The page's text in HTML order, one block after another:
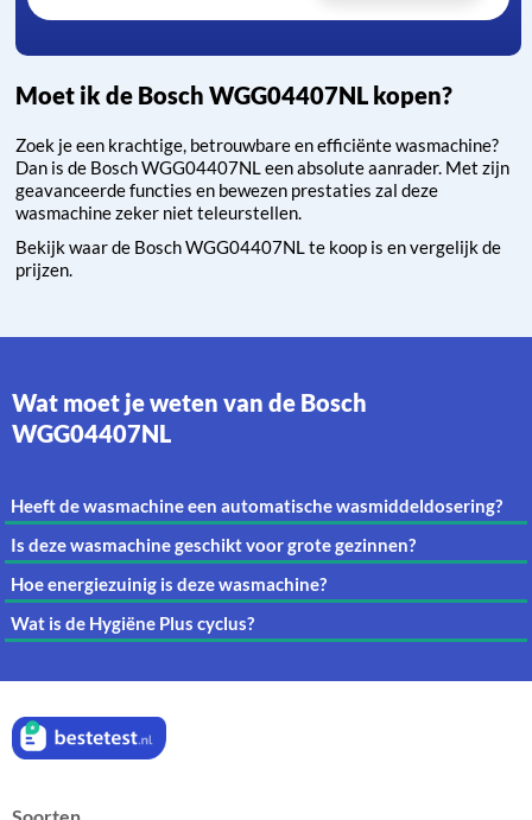
Moet ik de Bosch WGG04407NL kopen?
Zoek je een krachtige, betrouwbare en efficiënte wasmachine?
Dan is de Bosch WGG04407NL een absolute aanrader. Met zijn
geavanceerde functies en bewezen prestaties zal deze
wasmachine zeker niet teleurstellen.
Bekijk waar de Bosch WGG04407NL te koop is en vergelijk de
prijzen.
Wat moet je weten van de Bosch
WGG04407NL
Heeft de wasmachine een automatische wasmiddeldosering?
Is deze wasmachine geschikt voor grote gezinnen?
Hoe energiezuinig is deze wasmachine?
Wat is de Hygiëne Plus cyclus?